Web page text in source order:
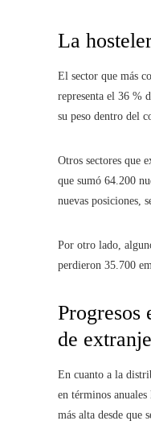
La
El sector que más
representa el 36 %
su peso dentro del
Otros sectores que
que sumó 64.200
nuevas posiciones,
Por otro lado,
perdieron 35.700
Progresos
de
En cuanto a la
en términos
más alta desde que